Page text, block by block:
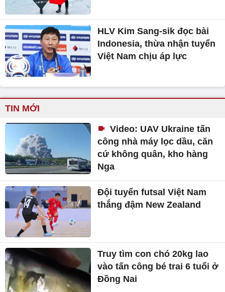
HLV Kim Sang-sik đọc bài
Indonesia, thừa nhận tuyển
Việt Nam chịu áp lực
TIN MỚI
Video: UAV Ukraine tấn
công nhà máy lọc dầu, căn
cứ không quân, kho hàng
Nga
Đội tuyển futsal Việt Nam
thắng đậm New Zealand
Truy tìm con chó 20kg lao
vào tấn công bé trai 6 tuổi ở
Đồng Nai